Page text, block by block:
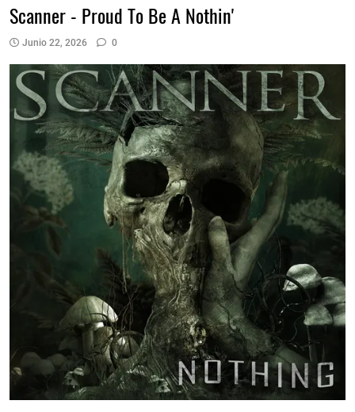
Scanner - Proud To Be A Nothin'
Junio 22, 2026 0